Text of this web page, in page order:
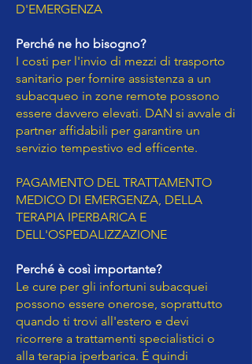
D'EMERGENZA
Perché ne ho bisogno?
I costi per l'invio di mezzi di trasporto
sanitario per fornire assistenza a un
subacqueo in zone remote possono
essere davvero elevati. DAN si avvale di
partner affidabili per garantire un
servizio tempestivo ed efficente.
PAGAMENTO DEL TRATTAMENTO
MEDICO DI EMERGENZA, DELLA
TERAPIA IPERBARICA E
DELL'OSPEDALIZZAZIONE
Perché è così importante?
Le cure per gli infortuni subacquei
possono essere onerose, soprattutto
quando ti trovi all'estero e devi
ricorrere a trattamenti specialistici o
alla terapia iperbarica. É quindi